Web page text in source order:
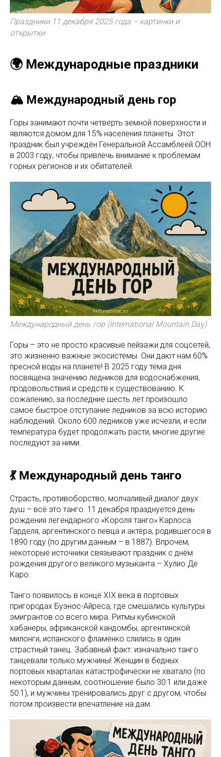
Праздники 11 декабря 2025 года – картинки и
открытки
🌍 Международные праздники
🏔️ Международный день гор
Горы занимают почти четверть земной поверхности и
являются домом для 15% населения планеты. Этот
праздник был учреждён Генеральной Ассамблеей ООН
в 2003 году, чтобы привлечь внимание к проблемам
горных регионов и их обитателей.
Международный день гор (International Mountain Day)
Горы – это не просто красивые пейзажи для соцсетей,
это жизненно важные экосистемы. Они дают нам 60%
пресной воды на планете! В 2025 году тема дня
посвящена значению ледников для водоснабжения,
продовольствия и средств к существованию. К
сожалению, за последние шесть лет произошло
самое быстрое отступание ледников за всю историю
наблюдений. Около 600 ледников уже исчезли, и если
температура будет продолжать расти, многие другие
последуют за ними.
💃 Международный день танго
Страсть, противоборство, молчаливый диалог двух
душ – всё это танго. 11 декабря празднуется день
рождения легендарного «Короля танго» Карлоса
Гарделя, аргентинского певца и актёра, родившегося в
1890 году (по другим данным – в 1887). Впрочем,
некоторые источники связывают праздник с днём
рождения другого великого музыканта – Хулио Де
Каро.
Танго появилось в конце XIX века в портовых
пригородах Буэнос-Айреса, где смешались культуры
эмигрантов со всего мира. Ритмы кубинской
хабанеры, африканской кандомбы, аргентинской
милонги, испанского фламенко слились в один
страстный танец. Забавный факт: изначально танго
танцевали только мужчины! Женщин в бедных
портовых кварталах катастрофически не хватало (по
некоторым данным, соотношение было 30:1 или даже
50:1), и мужчины тренировались друг с другом, чтобы
потом произвести впечатление на дам.